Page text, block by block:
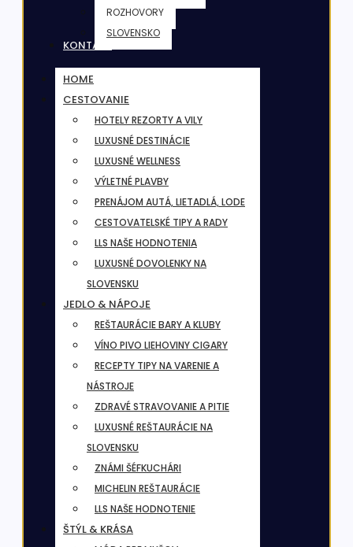
ROZHOVORY
SLOVENSKO
KONTAKT
HOME
CESTOVANIE
HOTELY REZORTY A VILY
LUXUSNÉ DESTINÁCIE
LUXUSNÉ WELLNESS
VÝLETNÉ PLAVBY
PRENÁJOM AUTÁ, LIETADLÁ, LODE
CESTOVATELSKÉ TIPY A RADY
LLS NAŠE HODNOTENIA
LUXUSNÉ DOVOLENKY NA
SLOVENSKU
JEDLO & NÁPOJE
REŠTAURÁCIE BARY A KLUBY
VÍNO PIVO LIEHOVINY CIGARY
RECEPTY TIPY NA VARENIE A
NÁSTROJE
ZDRAVÉ STRAVOVANIE A PITIE
LUXUSNÉ REŠTAURÁCIE NA
SLOVENSKU
ZNÁMI ŠÉFKUCHÁRI
MICHELIN REŠTAURÁCIE
LLS NAŠE HODNOTENIE
ŠTÝL & KRÁSA